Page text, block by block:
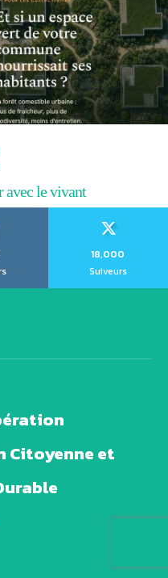
avec le vivant
18,000
Suiveurs
Citoyenne et